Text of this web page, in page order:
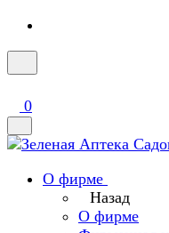
0
О фирме
Назад
О фирме